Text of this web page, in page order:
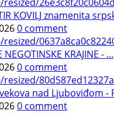
KOVILJ znamenita
0 comment
NEGOTINSKE KRAJINE - ...
0 comment
nad Ljuboviđom -
0 comment